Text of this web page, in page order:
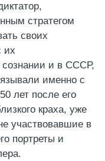
стратегом
своих
их
и в СССР,
именно с
лет после его
краха, уже
участвовавшие в
портреты и